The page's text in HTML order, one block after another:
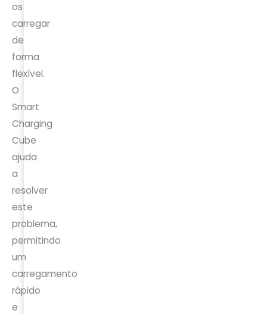
os
carregar
de
forma
flexível.
O
Smart
Charging
Cube
ajuda
a
resolver
este
problema,
permitindo
um
carregamento
rápido
e